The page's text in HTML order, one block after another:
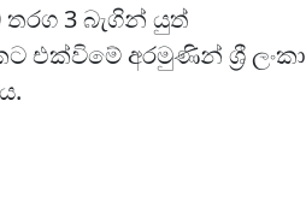
3 බැගින් යුත්
එක්විමේ අරමුණින් ශ්‍රී ලංකා